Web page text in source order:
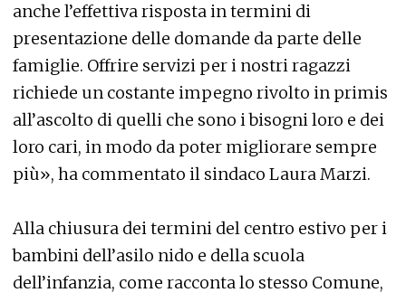
anche l’effettiva risposta in termini di
presentazione delle domande da parte delle
famiglie. Offrire servizi per i nostri ragazzi
richiede un costante impegno rivolto in primis
all’ascolto di quelli che sono i bisogni loro e dei
loro cari, in modo da poter migliorare sempre
più», ha commentato il sindaco Laura Marzi.
Alla chiusura dei termini del centro estivo per i
bambini dell’asilo nido e della scuola
dell’infanzia, come racconta lo stesso Comune,